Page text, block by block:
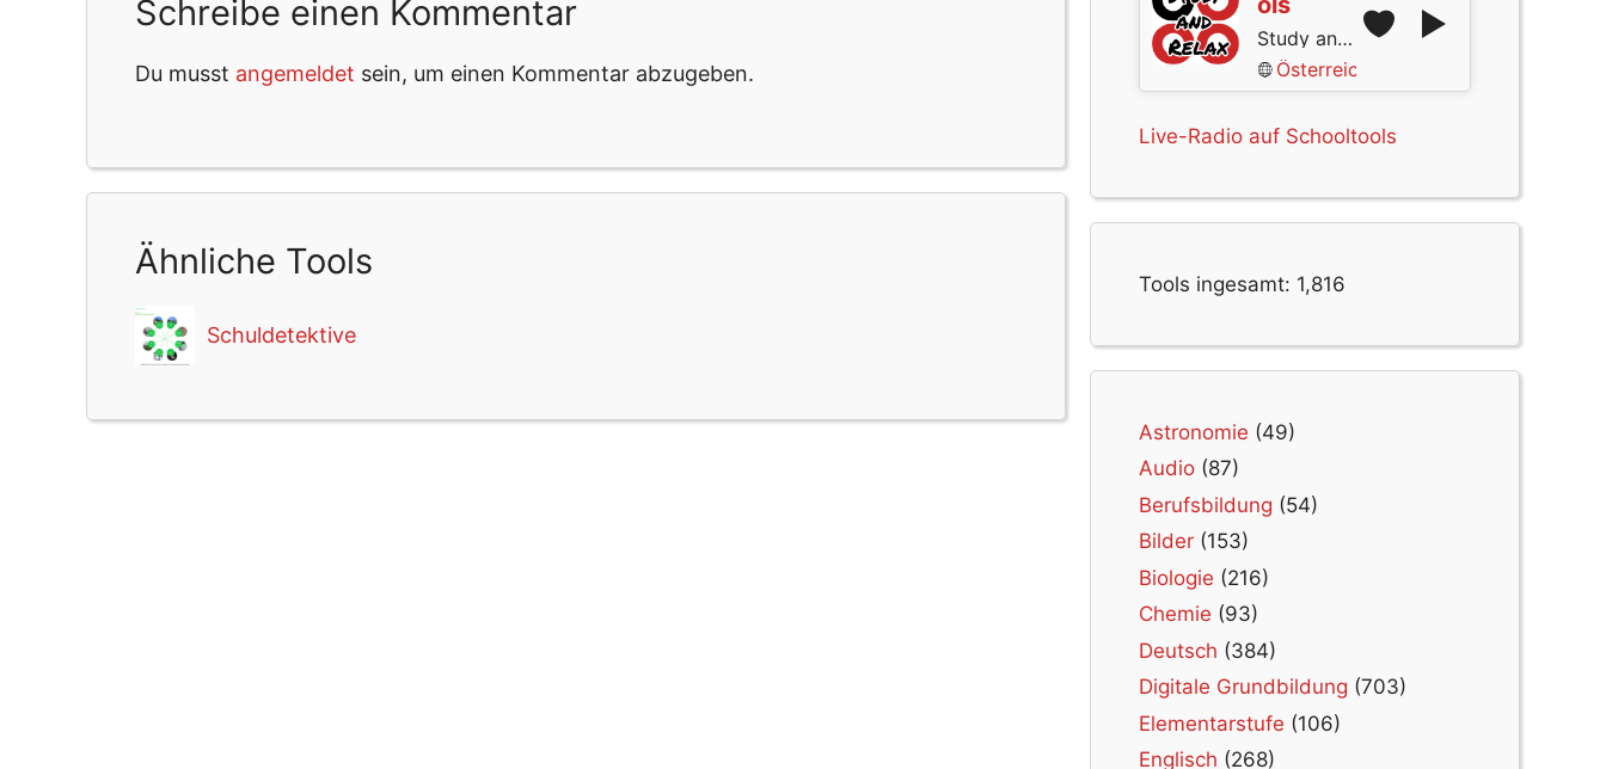
Schreibe einen Kommentar
Du musst angemeldet sein, um einen Kommentar abzugeben.
Ähnliche Tools
Schuldetektive
Study and Relax
Österreich
Live-Radio auf Schooltools
Tools ingesamt: 1,816
Astronomie (49)
Audio (87)
Berufsbildung (54)
Bilder (153)
Biologie (216)
Chemie (93)
Deutsch (384)
Digitale Grundbildung (703)
Elementarstufe (106)
Englisch (268)